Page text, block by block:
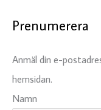
Prenumerera
Anmäl din e-
hemsidan.
Namn